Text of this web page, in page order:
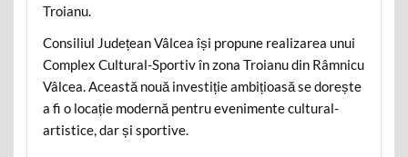
Troianu.
Consiliul Județean Vâlcea își propune realizarea unui
Complex Cultural-Sportiv în zona Troianu din Râmnicu
Vâlcea. Această nouă investiție ambițioasă se dorește
a fi o locație modernă pentru evenimente cultural-
artistice, dar și sportive.